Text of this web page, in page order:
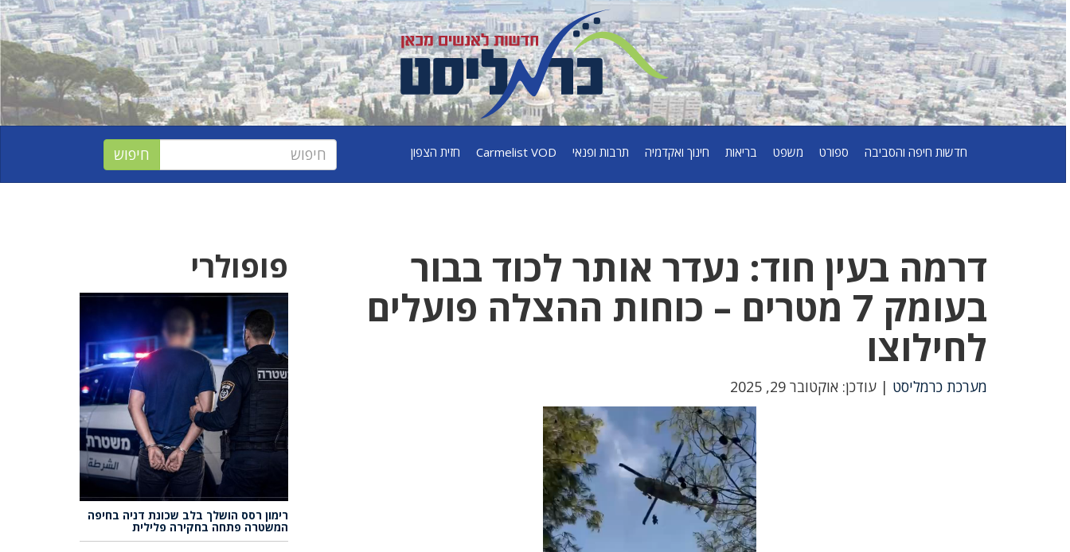
חדשות חיפה והסביבה ספורט משפט בריאות חינוך ואקדמיה תרבות ופנאי Carmelist VOD חזית הצפון
דרמה בעין חוד: נעדר אותר לכוד בבור
בעומק 7 מטרים – כוחות ההצלה פועלים
לחילוצו
מערכת כרמליסט | עודכן: אוקטובר 29, 2025
פופולרי
רימון רסס הושלך בלב שכונת דניה בחיפה
המשטרה פתחה בחקירה פלילית